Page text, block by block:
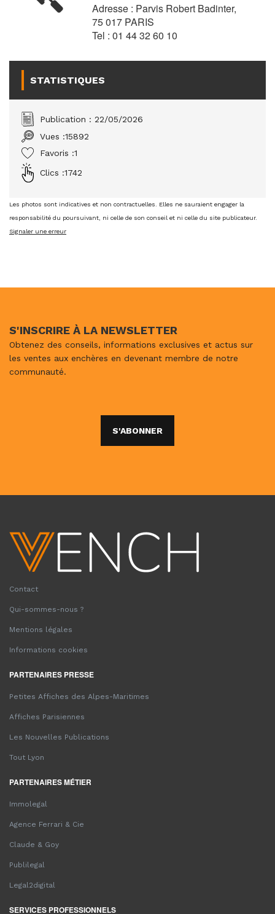
Adresse : Parvis Robert Badinter,
75 017 PARIS
Tel : 01 44 32 60 10
STATISTIQUES
Publication : 22/05/2026
Vues :15892
Favoris :1
Clics :1742
Les photos sont indicatives et non contractuelles. Elles ne sauraient engager la
responsabilité du poursuivant, ni celle de son conseil et ni celle du site publicateur.
Signaler une erreur
S'INSCRIRE À LA NEWSLETTER
Obtenez des conseils, informations exclusives et actus sur
les ventes aux enchères en devenant membre de notre
communauté.
S'ABONNER
Contact
Qui-sommes-nous ?
Mentions légales
Informations cookies
PARTENAIRES PRESSE
Petites Affiches des Alpes-Maritimes
Affiches Parisiennes
Les Nouvelles Publications
Tout Lyon
PARTENAIRES MÉTIER
Immolegal
Agence Ferrari & Cie
Claude & Goy
Publilegal
Legal2digital
SERVICES PROFESSIONNELS